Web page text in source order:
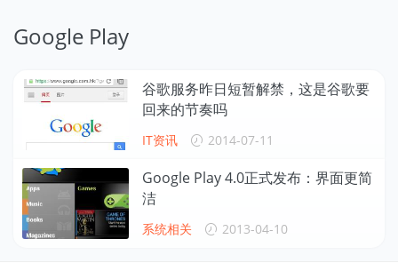
Google Play
谷歌服务昨日短暂解禁，这是谷歌要
回来的节奏吗
IT资讯 2014-07-11
Google Play 4.0正式发布：界面更简
洁
系统相关 2013-04-10